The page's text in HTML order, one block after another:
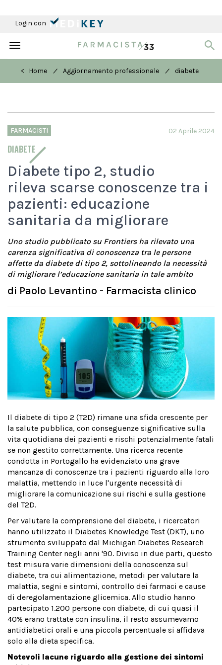
Login con
Toggle
< Home
/ Aggiornamento professionale / diabete
FARMACISTI
DIABETE
02 Aprile 2024
Diabete tipo 2, studio
rileva scarse conoscenze tra i
pazienti: educazione
sanitaria da migliorare
Uno studio pubblicato su Frontiers ha rilevato una
carenza significativa di conoscenza tra le persone
affette da diabete di tipo 2, sottolineando la necessità
di migliorare l’educazione sanitaria in tale ambito
di Paolo Levantino - Farmacista clinico
Il diabete di tipo 2 (T2D) rimane una sfida crescente per
la salute pubblica, con conseguenze significative sulla
vita quotidiana dei pazienti e rischi potenzialmente fatali
se non gestito correttamente. Una ricerca recente
condotta in Portogallo ha evidenziato una grave
mancanza di conoscenze tra i pazienti riguardo alla loro
malattia, mettendo in luce l'urgente necessità di
migliorare la comunicazione sui rischi e sulla gestione
del T2D.
Per valutare la comprensione del diabete, i ricercatori
hanno utilizzato il Diabetes Knowledge Test (DKT), uno
strumento sviluppato dal Michigan Diabetes Research
Training Center negli anni '90. Diviso in due parti, questo
test misura varie dimensioni della conoscenza sul
diabete, tra cui alimentazione, metodi per valutare la
malattia, segni e sintomi, controllo dei farmaci e cause
di deregolamentazione glicemica. Allo studio hanno
partecipato 1.200 persone con diabete, di cui quasi il
40% erano trattate con insulina, il resto assumevamo
antidiabetici orali e una piccola percentuale si affidava
solo alla dieta specifica.
Notevoli lacune riguardo alla gestione dei sintomi